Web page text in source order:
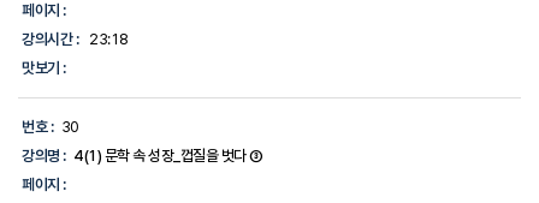
페이지 :
강의시간 :
23:18
맛보기 :
번호 : 30
강의명 : 4(1) 문학 속 성장_껍질을 벗다 ③
페이지 :